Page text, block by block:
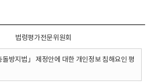
법령평가전문위원회
돌방지법」 제정안에 대한 개인정보 침해요인 평